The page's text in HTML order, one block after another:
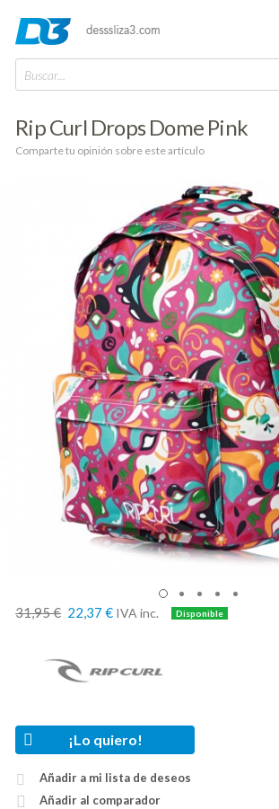
Buscar...
Rip Curl Drops Dome Pink
Comparte tu opinión sobre este artículo
31,95 € 22,37 € IVA inc.
¡Lo quiero!
Añadir a mi lista de deseos
Añadir al comparador